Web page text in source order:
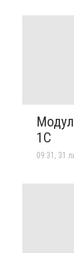
1C
09:31, 31